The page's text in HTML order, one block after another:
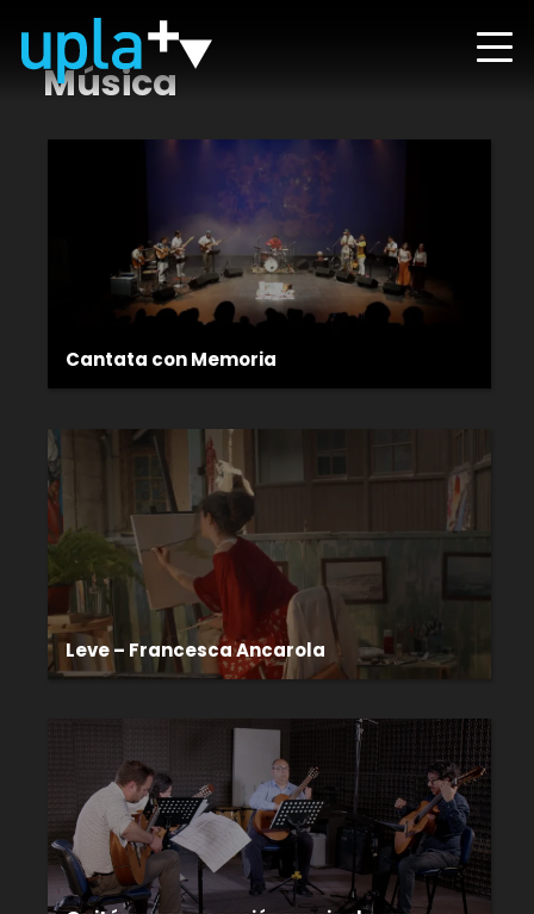
Música
Cantata con Memoria
Leve – Francesca Ancarola